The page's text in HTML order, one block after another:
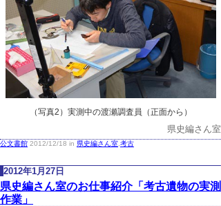
（写真2）実測中の渡瀬調査員（正面から）
県史編さん室
公文書館 2012/12/18 in 県史編さん室 考古
2012年1月27日
県史編さん室のお仕事紹介「考古遺物の実測
作業」